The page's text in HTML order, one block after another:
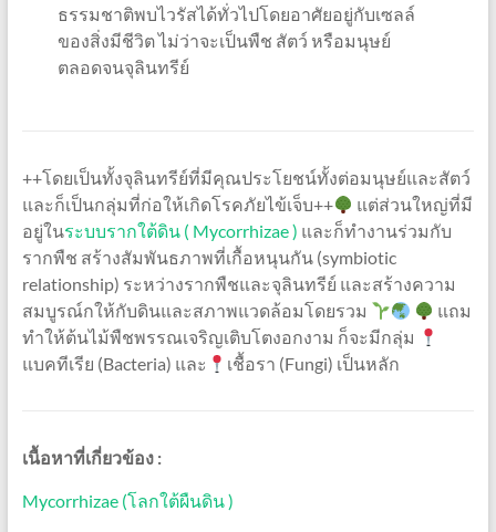
ธรรมชาติพบไวรัสได้ทั่วไปโดยอาศัยอยู่กับเซลล์
ของสิ่งมีชีวิต ไม่ว่าจะเป็นพืช สัตว์ หรือมนุษย์
ตลอดจนจุลินทรีย์
++โดยเป็นทั้งจุลินทรีย์ที่มีคุณประโยชน์ทั้งต่อมนุษย์และสัตว์
และก็เป็นกลุ่มที่ก่อให้เกิดโรคภัยไข้เจ็บ++
แต่ส่วนใหญ่ที่มี
อยู่ในระบบรากใต้ดิน ( Mycorrhizae ) และก็ทำงานร่วมกับ
รากพืช สร้างสัมพันธภาพที่เกื้อหนุนกัน (symbiotic
relationship) ระหว่างรากพืชและจุลินทรีย์ และสร้างความ
สมบูรณ์กให้กับดินและสภาพแวดล้อมโดยรวม
แถม
ทำให้ต้นไม้พืชพรรณเจริญเติบโตงอกงาม ก็จะมีกลุ่ม
แบคทีเรีย (Bacteria) และ
เชื้อรา (Fungi) เป็นหลัก
เนื้อหาที่เกี่ยวข้อง :
Mycorrhizae (โลกใต้ผืนดิน )